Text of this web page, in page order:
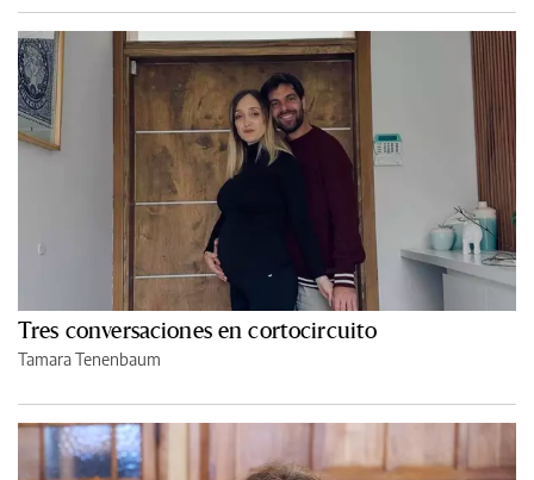
Tres conversaciones en cortocircuito
Tamara Tenenbaum